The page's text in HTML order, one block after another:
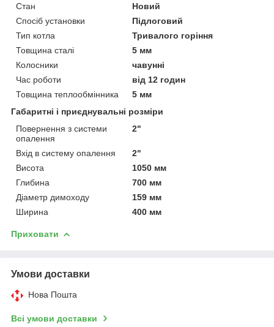
НАМИ
1 Сертифицированный товар.
2
Высококлассное обслуживание наших
клиентов.
3 Широкий ассортимент продукции.
4
Доставим вашего заказа осуществляется
курьером и отправка транспортным
перевозчиком "Новая почта".
Стан
Новий
Спосіб установки
Підлоговий
Тип котла
Тривалого горіння
Товщина сталі
5 мм
Колосники
чавунні
Час роботи
від 12 годин
Товщина теплообмінника
5 мм
Габаритні і приєднувальні розміри
Повернення з системи
опалення
2"
Вхід в систему опалення
2"
Висота
1050 мм
Глибина
700 мм
Діаметр димоходу
159 мм
Ширина
400 мм
Приховати
Умови доставки
Нова Пошта
Всі умови доставки